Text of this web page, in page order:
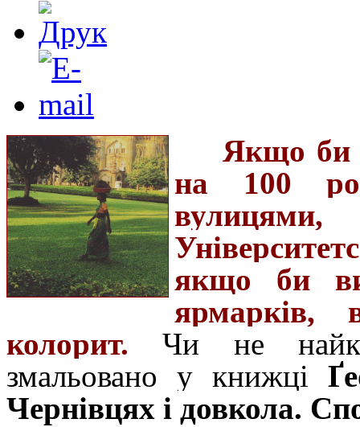
Якщо би
на 100
якщо би
ярмарків,
колорит. Чи не
змальовано у книжці
Чернівцях і довкола.